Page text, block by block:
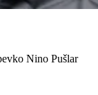
Nino Pušlar